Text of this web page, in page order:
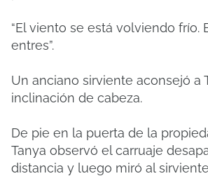
“El viento se está volviendo frío.
entres”.
Un anciano sirviente aconsejó a
inclinación de cabeza.
De pie en la puerta de la
Tanya observó el carruaje
distancia y luego miró al